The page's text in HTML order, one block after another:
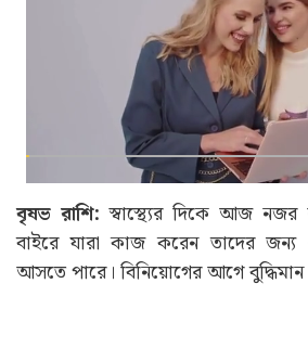
বৃষভ রাশি: স্বাস্থ্যের দিকে আজ নজর
বাইরে যারা কাজ করেন তাদের
আসতে পারে। বিনিয়োগের আগে বুদ্ধিমান